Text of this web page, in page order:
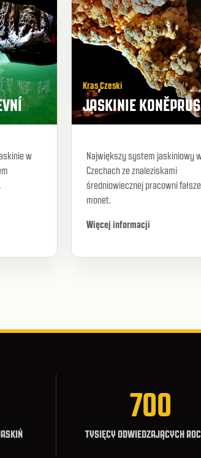
w
Kras Czeski
JASKINIE
Największy system jaskiniowy
Czechach ze znaleziskami
średniowiecznej pracowni
monet.
Więcej informacji
700
TYSIĘCY ODWIEDZAJĄCYCH